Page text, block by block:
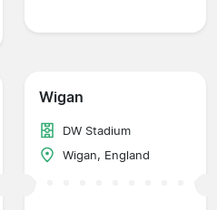
Wigan
DW Stadium
Wigan, England